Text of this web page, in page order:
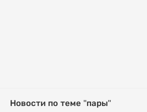
Новости по теме "пары"